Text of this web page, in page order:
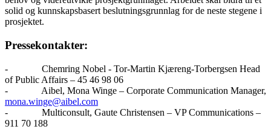
solid og kunnskapsbasert beslutningsgrunnlag for de neste stegene i
prosjektet.
Pressekontakter:
- Chemring Nobel - Tor-Martin Kjæreng-Torbergsen Head
of Public Affairs – 45 46 98 06
- Aibel, Mona Winge – Corporate Communication Manager,
mona.winge@aibel.com
- Multiconsult, Gaute Christensen – VP Communications –
911 70 188